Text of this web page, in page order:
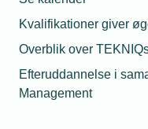
Kvalifikationer giver
Overblik over
Efteruddannelse i
Management